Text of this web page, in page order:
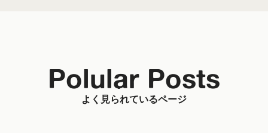
よく見られているページ
Polular Posts